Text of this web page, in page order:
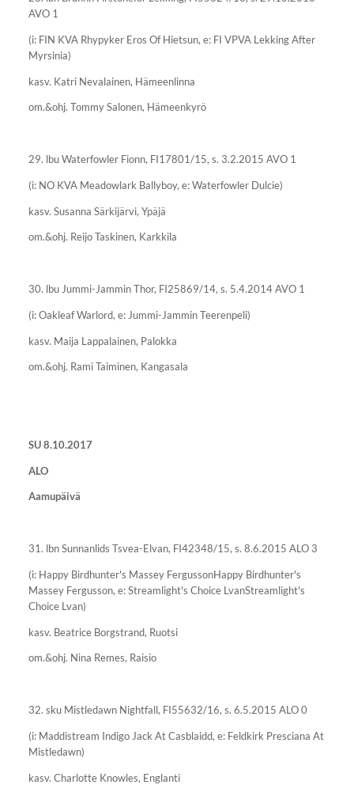
AVO 1
(i: FIN KVA Rhypyker Eros Of Hietsun, e: FI VPVA Lekking After
Myrsinia)
kasv. Katri Nevalainen, Hämeenlinna
om.&ohj. Tommy Salonen, Hämeenkyrö
29. lbu Waterfowler Fionn, FI17801/15, s. 3.2.2015 AVO 1
(i: NO KVA Meadowlark Ballyboy, e: Waterfowler Dulcie)
kasv. Susanna Särkijärvi, Ypäjä
om.&ohj. Reijo Taskinen, Karkkila
30. lbu Jummi-Jammin Thor, FI25869/14, s. 5.4.2014 AVO 1
(i: Oakleaf Warlord, e: Jummi-Jammin Teerenpeli)
kasv. Maija Lappalainen, Palokka
om.&ohj. Rami Taiminen, Kangasala
SU 8.10.2017
ALO
Aamupäivä
31. lbn Sunnanlids Tsvea-Elvan, FI42348/15, s. 8.6.2015 ALO 3
(i: Happy Birdhunter's Massey FergussonHappy Birdhunter's
Massey Fergusson, e: Streamlight's Choice LvanStreamlight's
Choice Lvan)
kasv. Beatrice Borgstrand, Ruotsi
om.&ohj. Nina Remes, Raisio
32. sku Mistledawn Nightfall, FI55632/16, s. 6.5.2015 ALO 0
(i: Maddistream Indigo Jack At Casblaidd, e: Feldkirk Presciana At
Mistledawn)
kasv. Charlotte Knowles, Englanti